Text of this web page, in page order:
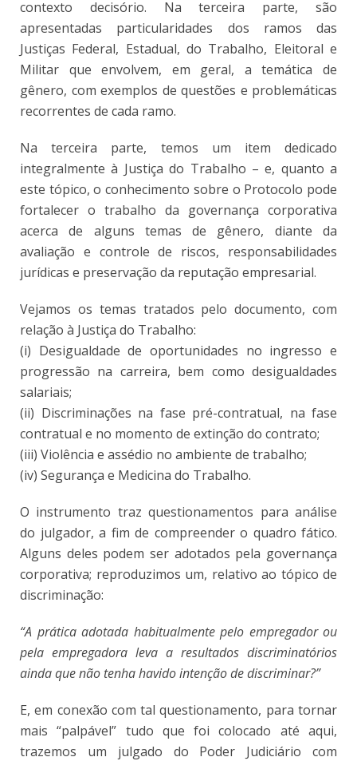
contexto decisório. Na terceira parte, são
apresentadas particularidades dos ramos das
Justiças Federal, Estadual, do Trabalho, Eleitoral e
Militar que envolvem, em geral, a temática de
gênero, com exemplos de questões e problemáticas
recorrentes de cada ramo.
Na terceira parte, temos um item dedicado
integralmente à Justiça do Trabalho – e, quanto a
este tópico, o conhecimento sobre o Protocolo pode
fortalecer o trabalho da governança corporativa
acerca de alguns temas de gênero, diante da
avaliação e controle de riscos, responsabilidades
jurídicas e preservação da reputação empresarial.
Vejamos os temas tratados pelo documento, com
relação à Justiça do Trabalho:
(i) Desigualdade de oportunidades no ingresso e
progressão na carreira, bem como desigualdades
salariais;
(ii) Discriminações na fase pré-contratual, na fase
contratual e no momento de extinção do contrato;
(iii) Violência e assédio no ambiente de trabalho;
(iv) Segurança e Medicina do Trabalho.
O instrumento traz questionamentos para análise
do julgador, a fim de compreender o quadro fático.
Alguns deles podem ser adotados pela governança
corporativa; reproduzimos um, relativo ao tópico de
discriminação:
“A prática adotada habitualmente pelo empregador ou
pela empregadora leva a resultados discriminatórios
ainda que não tenha havido intenção de discriminar?”
E, em conexão com tal questionamento, para tornar
mais “palpável” tudo que foi colocado até aqui,
trazemos um julgado do Poder Judiciário com